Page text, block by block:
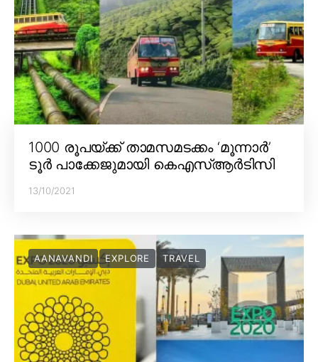
1000 രൂപയ്ക്ക് താമസമടക്കം ‘മൂന്നാർ’
ടൂർ പാക്കേജുമായി കെഎസ്ആർടിസി
13/10/2021
AANAVANDI EXPLORE TRAVEL